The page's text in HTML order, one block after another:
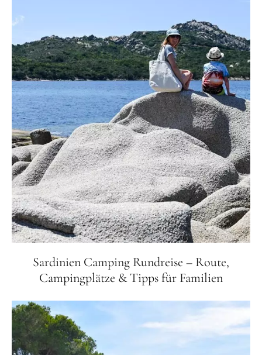
Sardinien Camping Rundreise – Route,
Campingplätze & Tipps für Familien